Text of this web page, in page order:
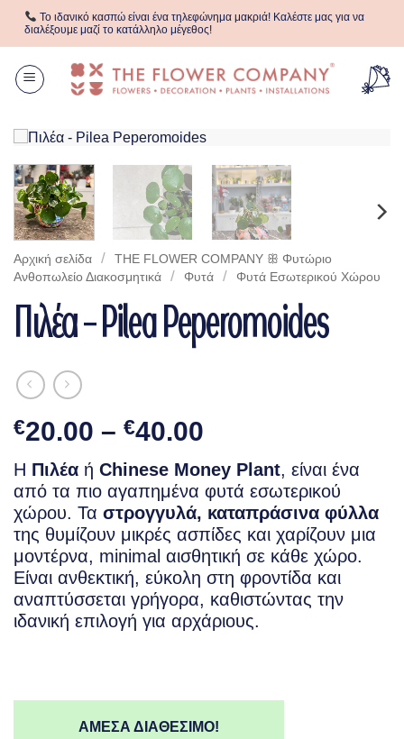
Μετάβαση
Το ιδανικό κασπώ είναι ένα τηλεφώνημα μακριά! Καλέστε μας για να
διαλέξουμε μαζί το κατάλληλο μέγεθος!
Αρχική σελίδα /
THE FLOWER COMPANY ꕥ Φυτώριο
Aνθοπωλείο Διακοσμητικά
/ Φυτά / Φυτά Eσωτερικού Xώρου
Πιλέα – Pilea Peperomoides
€20.00 – €40.00
range:
€20.00
through
€40.00
Η Πιλέα ή Chinese Money Plant, είναι ένα
από τα πιο αγαπημένα φυτά εσωτερικού
χώρου. Τα στρογγυλά, καταπράσινα φύλλα
της θυμίζουν μικρές ασπίδες και χαρίζουν μια
μοντέρνα, minimal αισθητική σε κάθε χώρο.
Είναι ανθεκτική, εύκολη στη φροντίδα και
αναπτύσσεται γρήγορα, καθιστώντας την
ιδανική επιλογή για αρχάριους.
ΑΜΕΣΑ ΔΙΑΘΕΣΙΜΟ!